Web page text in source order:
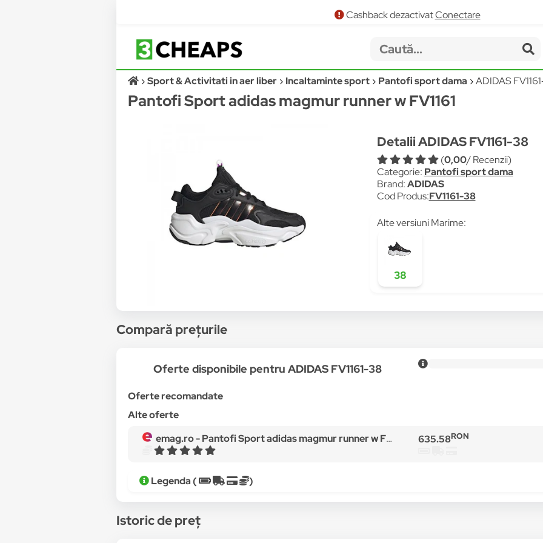
Cashback dezactivatConectare
Sport & Activitati in aer liber Incaltaminte sport Pantofi sport dama ADIDAS
Pantofi Sport adidas magmur runner w FV1161
Detalii ADIDAS FV1161-38
(0,00/ Recenzii)
Categorie: Pantofi sport dama
Brand:ADIDAS
Cod Produs:FV1161-38
Alte versiuni Marime:
38
Compară prețurile
Oferte disponibile pentru ADIDAS FV1161-38
Oferte recomandate
Alte oferte
emag.ro -Pantofi Sport adidas magmur runner w FV1161 635.58RON
Legenda ( )
Istoric de preț